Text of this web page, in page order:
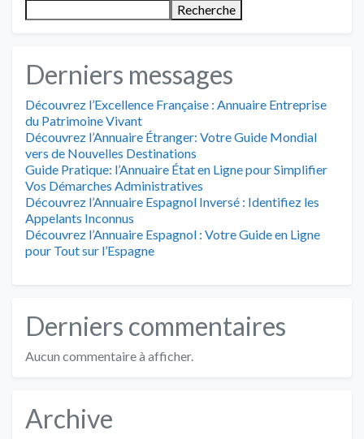
Recherche
Derniers messages
Découvrez l’Excellence Française : Annuaire Entreprise
du Patrimoine Vivant
Découvrez l’Annuaire Étranger: Votre Guide Mondial
vers de Nouvelles Destinations
Guide Pratique: l’Annuaire État en Ligne pour Simplifier
Vos Démarches Administratives
Découvrez l’Annuaire Espagnol Inversé : Identifiez les
Appelants Inconnus
Découvrez l’Annuaire Espagnol : Votre Guide en Ligne
pour Tout sur l’Espagne
Derniers commentaires
Aucun commentaire à afficher.
Archive